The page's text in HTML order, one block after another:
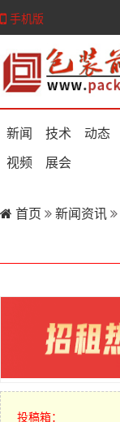
手机版
新闻 技术
动态
视频
展会
首页 新闻资讯
投稿箱：